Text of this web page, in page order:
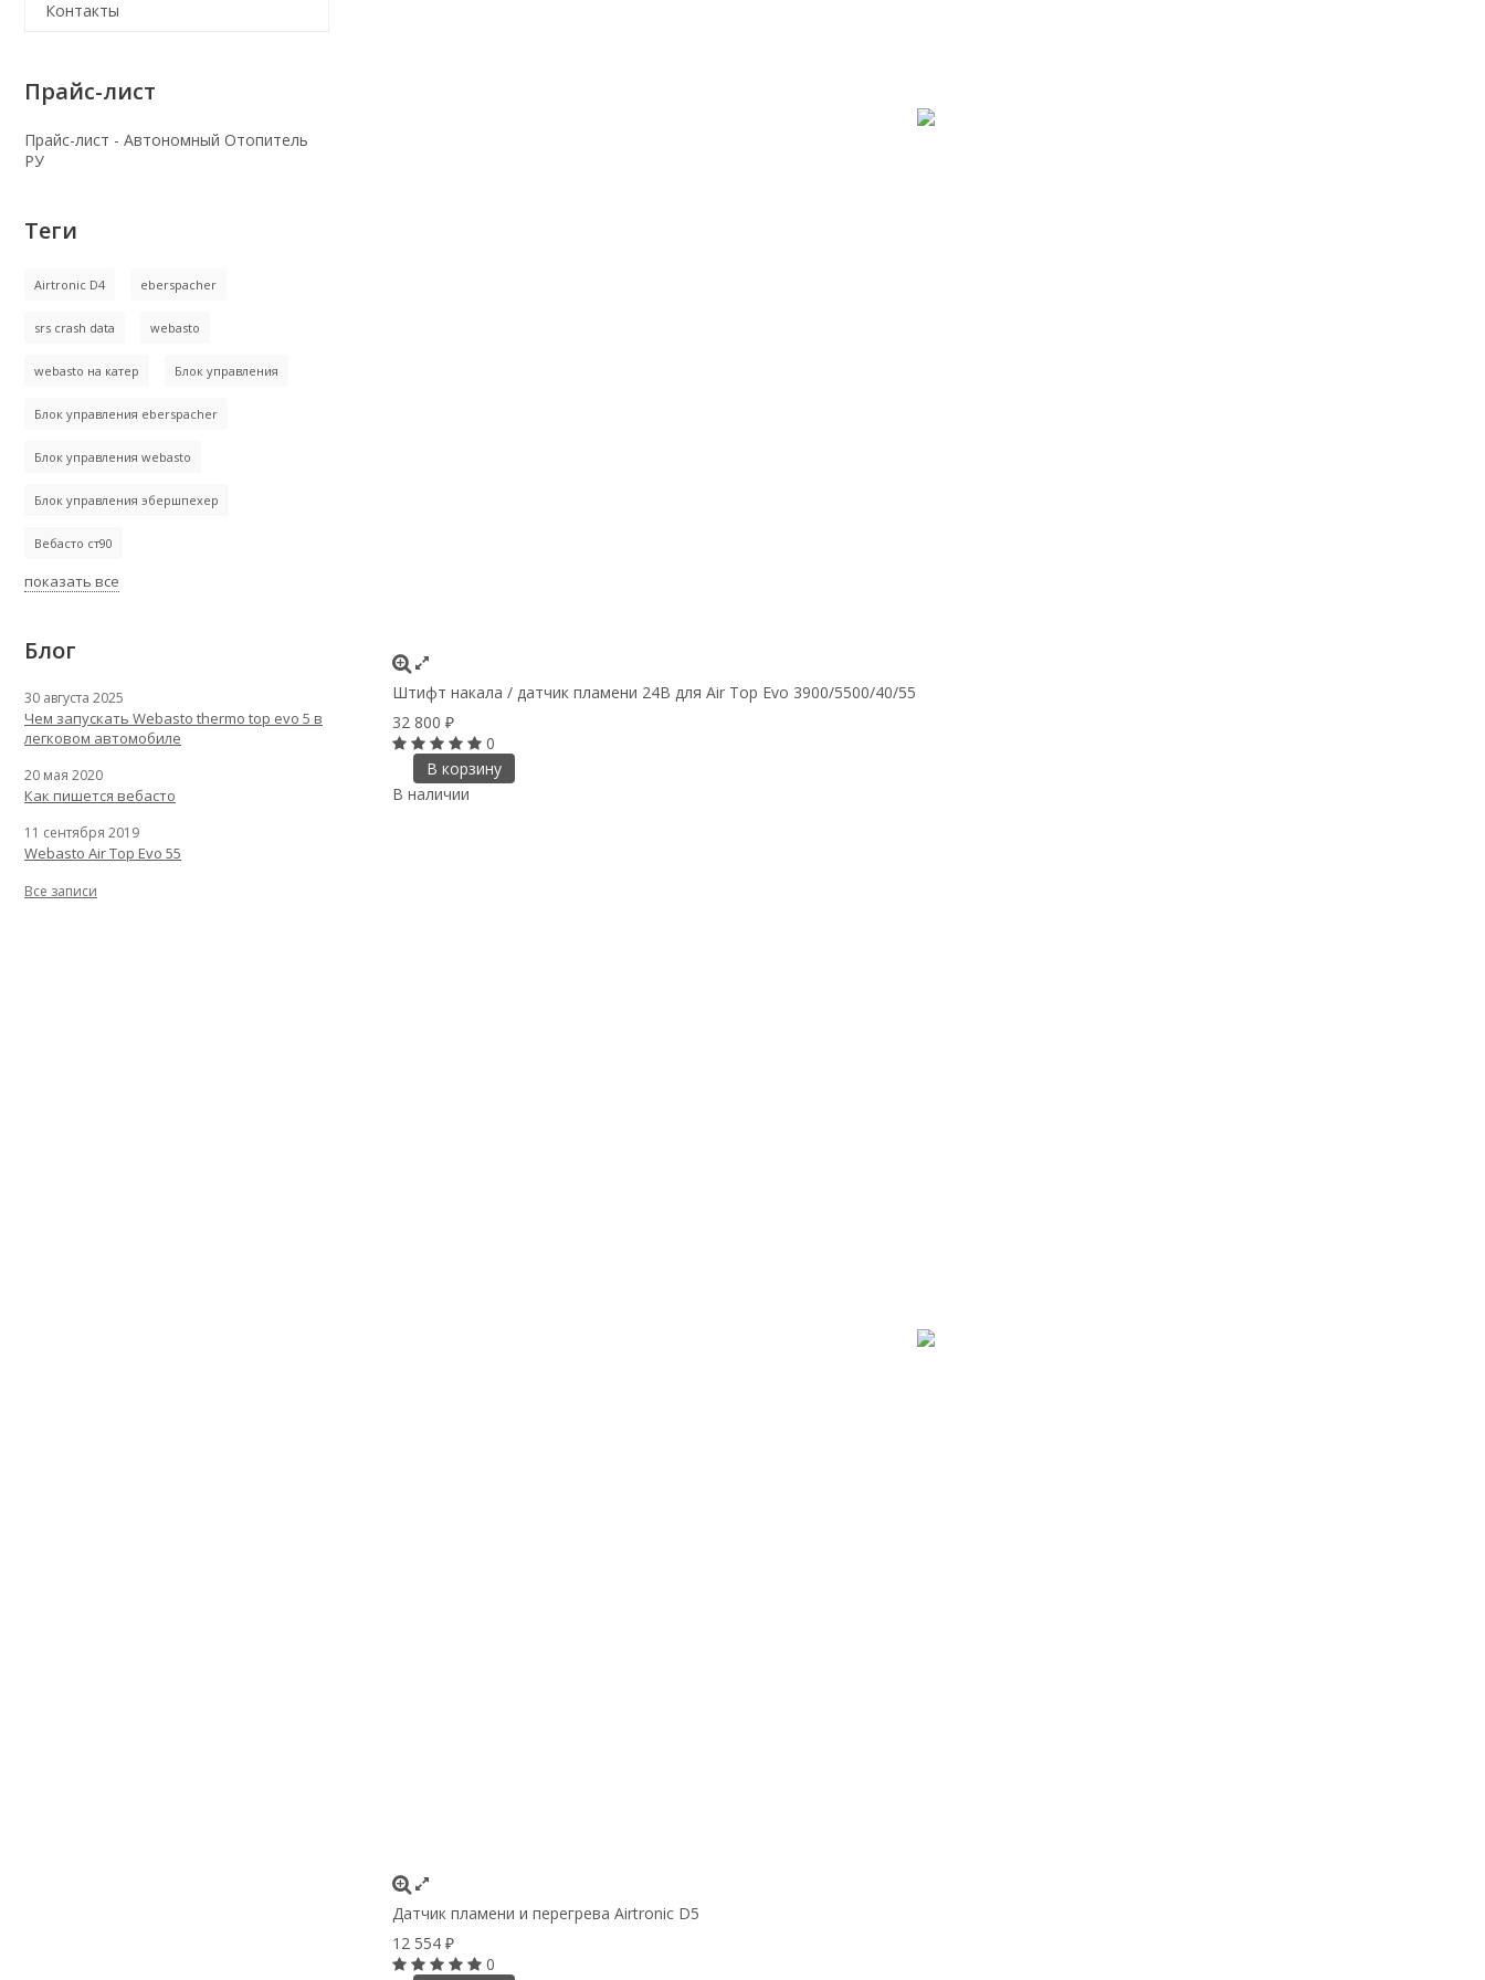
Штифт накала / датчик пламени 24В для Air Top Evo 3900/5500/40/55
32 800 ₽
0
В корзину
В наличии
Датчик пламени и перегрева Airtronic D5
12 554 ₽
0
Контакты
Прайс-лист
Прайс-лист - Автономный Отопитель
РУ
Теги
Airtronic D4 eberspacher
srs crash data webasto
webasto на катер Блок управления
Блок управления eberspacher
Блок управления webasto
Блок управления эбершпехер
Вебасто ст90
показать все
Блог
30 августа 2025
Чем запускать Webasto thermo top evo 5 в
легковом автомобиле
20 мая 2020
Как пишется вебасто
11 сентября 2019
Webasto Air Top Evo 55
Все записи